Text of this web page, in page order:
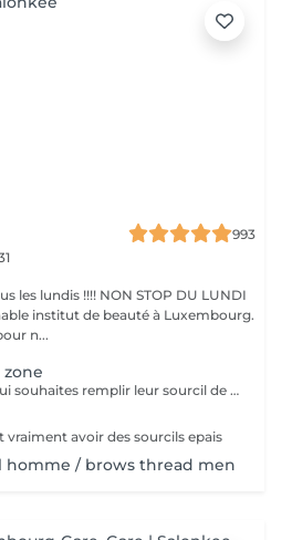
993
les lundis !!!! NON STOP DU LUNDI
n...
pour toutes les clientes qui souhaites remplir leur sourcil de facon temporaire et naturel cette prestation est faites pour vous
vraiment avoir des sourcils epais
homme / brows thread men